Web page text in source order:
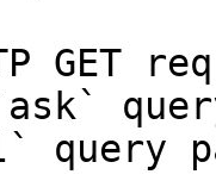
GET
query